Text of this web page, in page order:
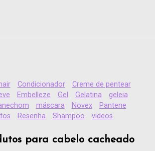
Condicionador
Creme de pentear
Embelleze Gel Gelatina
geleia
máscara Novex
Pantene
Resenha Shampoo videos
para cabelo cacheado